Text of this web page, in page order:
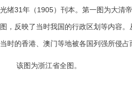
光绪31年（1905）刊本。第一图为大清
图，反映了当时我国的行政区划等内容
当时的香港、澳门等地被各国列强所侵占
该图为浙江省全图。